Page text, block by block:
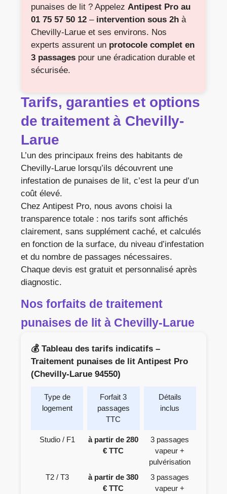
punaises de lit ? Appelez Antipest Pro au
01 75 57 50 12 – intervention sous 2h à
Chevilly-Larue et ses environs. Nos
experts assurent un protocole complet en
3 passages pour une éradication durable et
sécurisée.
Tarifs, garanties et options
de traitement à Chevilly-
Larue
L’un des principaux freins des habitants de
Chevilly-Larue lorsqu’ils découvrent une
infestation de punaises de lit, c’est la peur d’un
coût élevé.
Chez Antipest Pro, nous avons choisi la
transparence totale : nos tarifs sont affichés
clairement, sans supplément caché, et calculés
en fonction de la surface, du niveau d’infestation
et du nombre de passages nécessaires.
Chaque devis est gratuit et personnalisé après
diagnostic.
Nos forfaits de traitement
punaises de lit à Chevilly-Larue
💰 Tableau des tarifs indicatifs –
Traitement punaises de lit Antipest Pro
(Chevilly-Larue 94550)
Type de
logement
Forfait 3
passages
TTC
Détails
inclus
Studio / F1
à partir de 280
€ TTC
3 passages
vapeur +
pulvérisation
T2 / T3
à partir de 380
€ TTC
3 passages
vapeur +